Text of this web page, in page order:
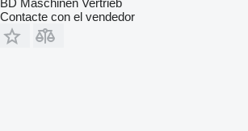
BD Maschinen Vertrieb
Contacte con el vendedor